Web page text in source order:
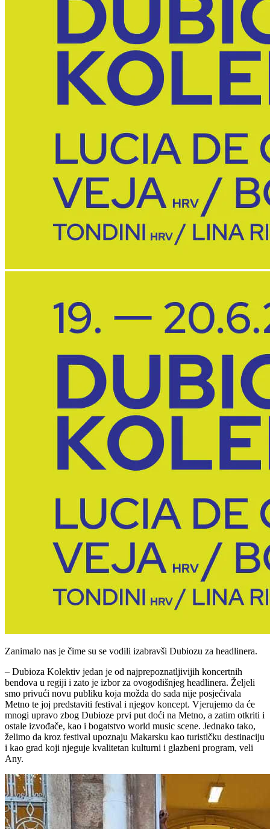
Zanimalo nas je čime su se vodili izabravši Dubiozu za headlinera.
– Dubioza Kolektiv jedan je od najprepoznatljivijih koncertnih
bendova u regiji i zato je izbor za ovogodišnjeg headlinera. Željeli
smo privući novu publiku koja možda do sada nije posjećivala
Metno te joj predstaviti festival i njegov koncept. Vjerujemo da će
mnogi upravo zbog Dubioze prvi put doći na Metno, a zatim otkriti i
ostale izvođače, kao i bogatstvo world music scene. Jednako tako,
želimo da kroz festival upoznaju Makarsku kao turističku destinaciju
i kao grad koji njeguje kvalitetan kulturni i glazbeni program, veli
Any.